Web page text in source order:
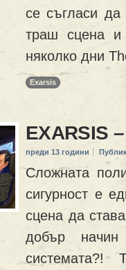
се съгласи да
траш сцена и
няколко дни
Exarsis
EXARSIS
преди 13 години
Сложната
сигурност е
сцена да
добър
системата?!